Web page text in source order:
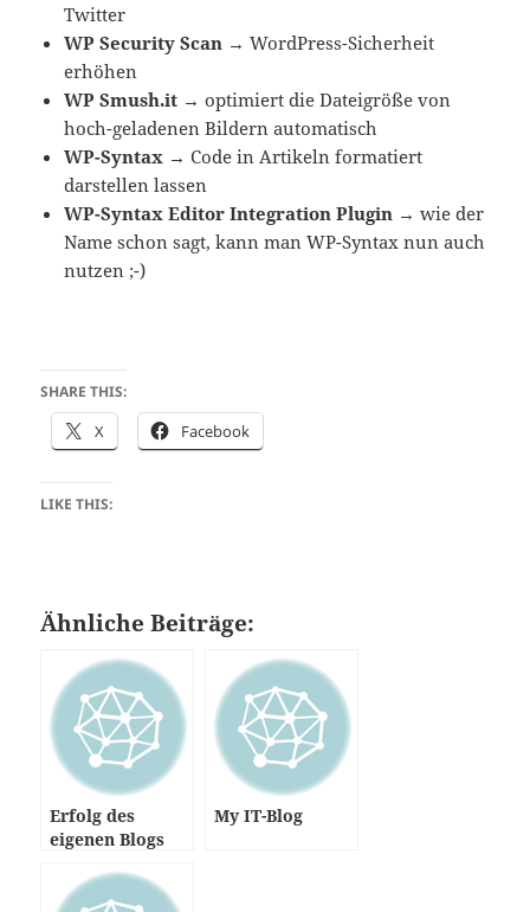
Twitter
WP Security Scan →WordPress-Sicherheit
erhöhen
WP Smush.it → optimiert die Dateigröße von
hoch-geladenen Bildern automatisch
WP-Syntax →Code in Artikeln formatiert
darstellen lassen
WP-Syntax Editor Integration Plugin →wie der
Name schon sagt, kann man WP-Syntax nun auch
nutzen ;-)
SHARE THIS:
X Facebook
LIKE THIS:
Ähnliche Beiträge:
Erfolg des
eigenen Blogs
My IT-Blog